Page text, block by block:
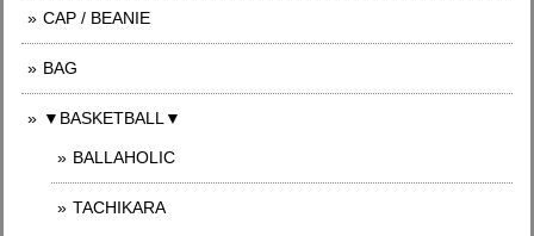
CAP / BEANIE
BAG
▼BASKETBALL▼
BALLAHOLIC
TACHIKARA